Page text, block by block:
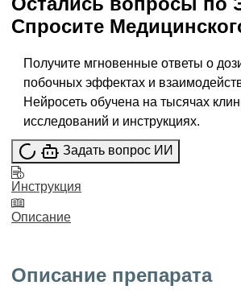
Спросите
Получите мгновенные ответы о
побочных эффектах и
Нейросеть обучена на тысячах
исследований и инструкциях.
Задать вопрос ИИ
Инструкция
Описание
Описание препарата